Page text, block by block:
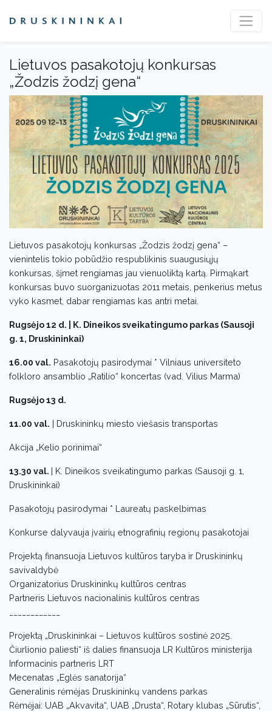
Lietuvos pasakotojų konkursas
„Žodzis žodzį gena“
Lietuvos pasakotojų konkursas „Žodzis žodzį gena“ –
vienintelis tokio pobūdžio respublikinis suaugusiųjų
konkursas, šįmet rengiamas jau vienuoliktą kartą. Pirmąkart
konkursas buvo suorganizuotas 2011 metais, penkerius metus
vyko kasmet, dabar rengiamas kas antri metai.
Rugsėjo 12 d. | K. Dineikos sveikatingumo parkas (Sausoji
g. 1, Druskininkai)
16.00 val. Pasakotojų pasirodymai * Vilniaus universiteto
folkloro ansamblio „Ratilio“ koncertas (vad. Vilius Marma)
Rugsėjo 13 d.
11.00 val. | Druskininkų miesto viešasis transportas
Akcija „Kelio porinimai“
13.30 val. | K. Dineikos sveikatingumo parkas (Sausoji g. 1,
Druskininkai)
Pasakotojų pasirodymai * Laureatų paskelbimas
Konkurse dalyvauja įvairių etnografinių regionų pasakotojai
Projektą finansuoja Lietuvos kultūros taryba ir Druskininkų
savivaldybė
Organizatorius Druskininkų kultūros centras
Partneris Lietuvos nacionalinis kultūros centras
Projektą „Druskininkai – Lietuvos kultūros sostinė 2025.
Čiurlionio paliesti“ iš dalies finansuoja LR Kultūros ministerija
Informacinis partneris LRT
Mecenatas „Eglės sanatorija“
Generalinis rėmėjas Druskininkų vandens parkas
Rėmėjai: UAB „Akvavita“, UAB „Drusta“, Rotary klubas „Sūrutis“,